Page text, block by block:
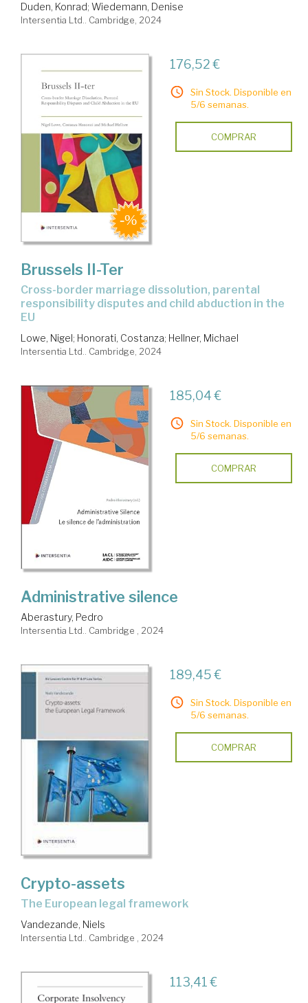
Duden, Konrad; Wiedemann, Denise
Intersentia Ltd.. Cambridge, 2024
176,52 €
Sin Stock. Disponible en
5/6 semanas.
COMPRAR
Brussels II-Ter
cross-border marriage dissolution, parental
responsibility disputes and child abduction in the
EU
Lowe, Nigel; Honorati, Costanza; Hellner, Michael
Intersentia Ltd.. Cambridge, 2024
185,04 €
Sin Stock. Disponible en
5/6 semanas.
COMPRAR
Administrative silence
Aberastury, Pedro
Intersentia Ltd.. Cambridge , 2024
189,45 €
Sin Stock. Disponible en
5/6 semanas.
COMPRAR
Crypto-assets
the European legal framework
Vandezande, Niels
Intersentia Ltd.. Cambridge , 2024
113,41 €